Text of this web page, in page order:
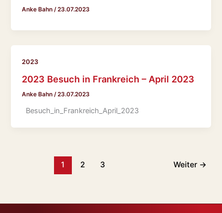
Anke Bahn /23.07.2023
2023
2023 Besuch in Frankreich – April 2023
Anke Bahn/23.07.2023
Besuch_in_Frankreich_April_2023
1 2 3 Weiter →